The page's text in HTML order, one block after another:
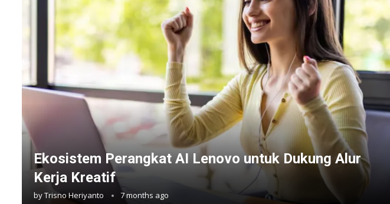
Ekosistem Perangkat AI Lenovo untuk Dukung Alur
Kerja Kreatif
byTrisno Heriyanto 7 months ago